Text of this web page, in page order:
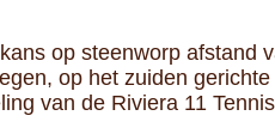
op steenworp afstand
op het zuiden
van de Riviera 11